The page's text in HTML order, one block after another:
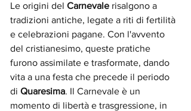
Le origini del Carnevale risalgono a
tradizioni antiche, legate a riti di fertilità
e celebrazioni pagane. Con l'avvento
del cristianesimo, queste pratiche
furono assimilate e trasformate, dando
vita a una festa che precede il periodo
di Quaresima. Il Carnevale è un
momento di libertà e trasgressione, in